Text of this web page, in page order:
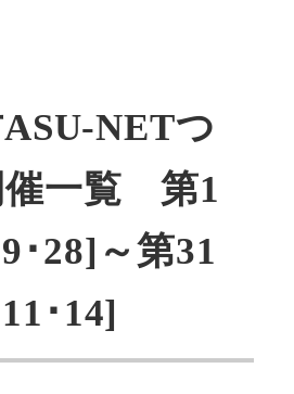
ASU-NETつ
催一覧 第1
･28]～第31
･14]